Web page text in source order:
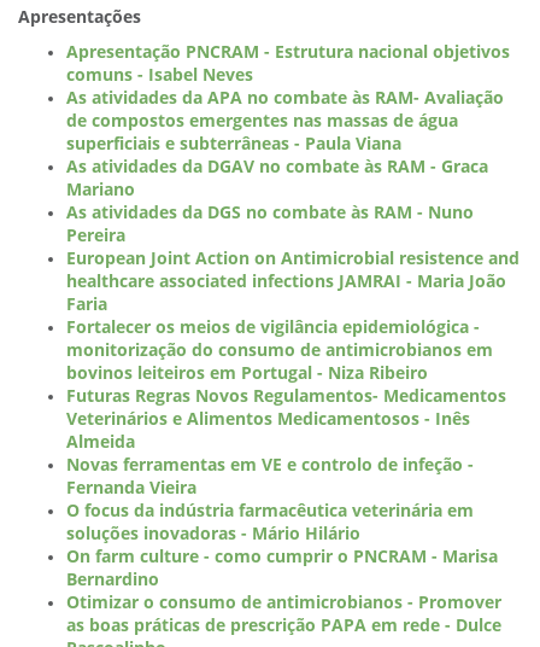
Apresentações
Apresentação PNCRAM - Estrutura nacional objetivos
comuns - Isabel Neves
As atividades da APA no combate às RAM- Avaliação
de compostos emergentes nas massas de água
superficiais e subterrâneas - Paula Viana
As atividades da DGAV no combate às RAM - Graca
Mariano
As atividades da DGS no combate às RAM - Nuno
Pereira
European Joint Action on Antimicrobial resistence and
healthcare associated infections JAMRAI - Maria João
Faria
Fortalecer os meios de vigilância epidemiológica -
monitorização do consumo de antimicrobianos em
bovinos leiteiros em Portugal - Niza Ribeiro
Futuras Regras Novos Regulamentos- Medicamentos
Veterinários e Alimentos Medicamentosos - Inês
Almeida
Novas ferramentas em VE e controlo de infeção -
Fernanda Vieira
O focus da indústria farmacêutica veterinária em
soluções inovadoras - Mário Hilário
On farm culture - como cumprir o PNCRAM - Marisa
Bernardino
Otimizar o consumo de antimicrobianos - Promover
as boas práticas de prescrição PAPA em rede - Dulce